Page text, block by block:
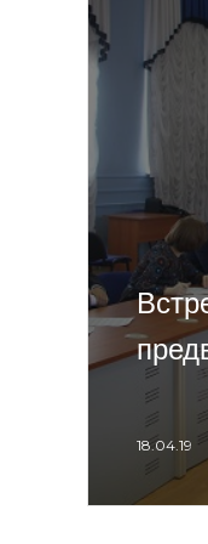
18.04.19